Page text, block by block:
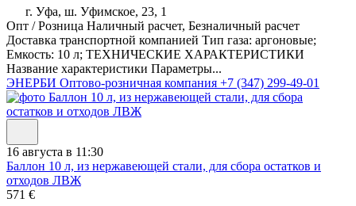
г. Уфа, ш. Уфимское, 23, 1
Опт / Розница Наличный расчет, Безналичный расчет
Доставка транспортной компанией Тип газа: аргоновые;
Емкость: 10 л; ТЕХНИЧЕСКИЕ ХАРАКТЕРИСТИКИ
Название характеристики Параметры...
ЭНЕРБИ Оптово-розничная компания +7 (347) 299-49-01
16 августа в 11:30
Баллон 10 л, из нержавеющей стали, для сбора остатков и
отходов ЛВЖ
571 €